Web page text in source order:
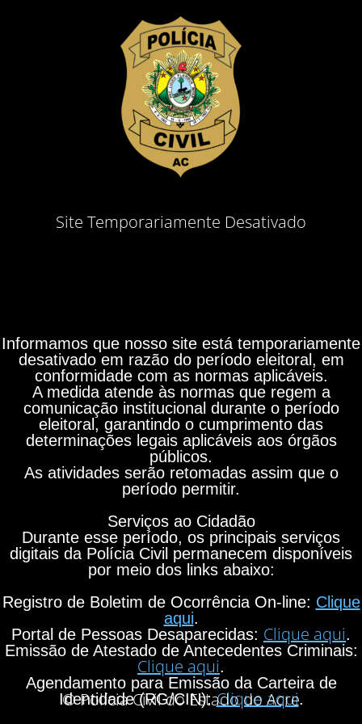
Site Temporariamente Desativado
Informamos que nosso site está temporariamente
desativado em razão do período eleitoral, em
conformidade com as normas aplicáveis.
A medida atende às normas que regem a
comunicação institucional durante o período
eleitoral, garantindo o cumprimento das
determinações legais aplicáveis aos órgãos
públicos.
As atividades serão retomadas assim que o
período permitir.
Serviços ao Cidadão
Durante esse período, os principais serviços
digitais da Polícia Civil permanecem disponíveis
por meio dos links abaixo:
Registro de Boletim de Ocorrência On-line: Clique
aqui.
Portal de Pessoas Desaparecidas: Clique aqui.
Emissão de Atestado de Antecedentes Criminais:
Clique aqui.
Agendamento para Emissão da Carteira de
Identidade (RG/CIN):Clique aqui.
© Polícia Civil do Estado do Acre